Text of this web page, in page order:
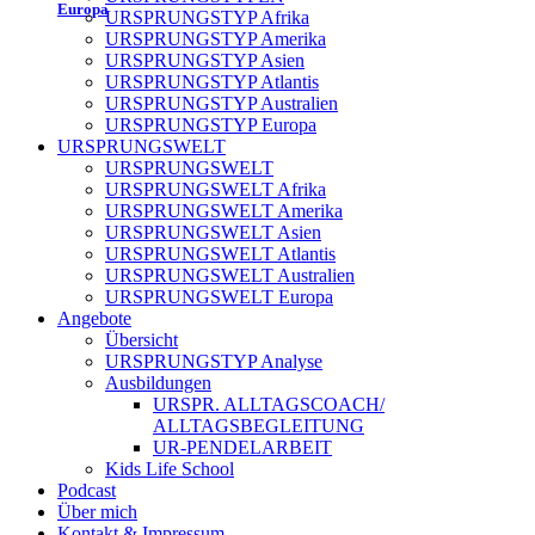
EuropaURSPRUNGSTYP Afrika
URSPRUNGSTYP Amerika
URSPRUNGSTYP Asien
URSPRUNGSTYP Atlantis
URSPRUNGSTYP Australien
URSPRUNGSTYP Europa
URSPRUNGSWELT
URSPRUNGSWELT
URSPRUNGSWELT Afrika
URSPRUNGSWELT Amerika
URSPRUNGSWELT Asien
URSPRUNGSWELT Atlantis
URSPRUNGSWELT Australien
URSPRUNGSWELT Europa
Angebote
Übersicht
URSPRUNGSTYP Analyse
Ausbildungen
URSPR. ALLTAGSCOACH/
ALLTAGSBEGLEITUNG
UR-PENDELARBEIT
Kids Life School
Podcast
Über mich